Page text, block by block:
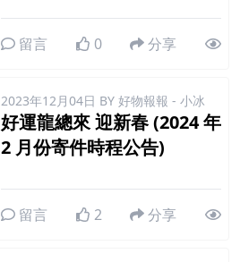
留言 0 分享
2023年12月04日 BY 好物報報 - 小冰
好運龍總來 迎新春 (2024 年
2 月份寄件時程公告)
留言 2 分享